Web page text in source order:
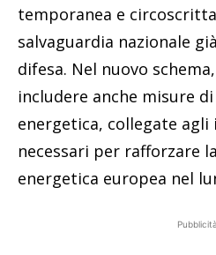
temporanea e
salvaguardia nazionale
difesa. Nel nuovo
includere anche misure
energetica, collegate
necessari per rafforzare
energetica europea nel
Pubblicità